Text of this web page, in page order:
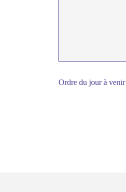
Ordre du jour à venir